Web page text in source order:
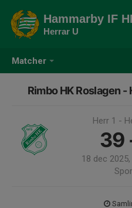
Matcher
Hammarby IF
Herrar U
Rimbo HK Roslagen -
Herr 1 -
39
18 dec